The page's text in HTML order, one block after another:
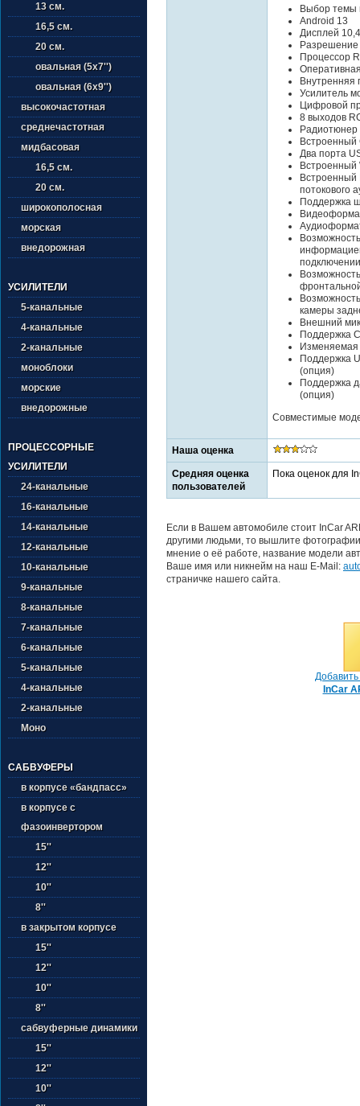
13 см.
16,5 см.
20 см.
овальная (5х7'')
овальная (6х9'')
высокочастотная
среднечастотная
мидбасовая
16,5 см.
20 см.
широкополосная
морская
внедорожная
УСИЛИТЕЛИ
5-канальные
4-канальные
2-канальные
моноблоки
морские
внедорожные
ПРОЦЕССОРНЫЕ
УСИЛИТЕЛИ
24-канальные
16-канальные
14-канальные
12-канальные
10-канальные
9-канальные
8-канальные
7-канальные
6-канальные
5-канальные
4-канальные
2-канальные
Моно
САБВУФЕРЫ
в корпусе «бандпасс»
в корпусе с
фазоинвертором
15''
12''
10''
8''
в закрытом корпусе
15''
12''
10''
8''
сабвуферные динамики
15''
12''
10''
Выбор темы
Android 13
Дисплей
Процессор
Внутренняя
Усилитель
Цифровой
8 выходов
Радиотюнер
Встроенный
Два порта
Встроенный
Встроенный
потокового
Поддержка
камеры
Внешний
Поддержка
Изменяемая
Поддержка
(опция)
Поддержка
(опция)
Совместимые
Наша оценка
Средняя оценка
пользователей
Пока оценок для
Если в Вашем автомобиле стоит InCar
другими людьми, то вышлите
мнение о её работе, название модели
Ваше имя или никнейм на наш E-Mail:
страничке нашего сайта.
InCar